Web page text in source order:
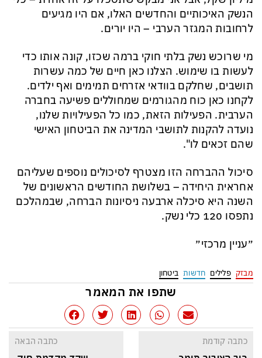
הנשק האיכותיים והחדשים האלו, אם היו מגיעים
לרחובות המגזר הערבי – היו יורים.
מי שרוכש נשק בלתי חוקי ברמה שכזו, קונה אותו כדי
לעשות בו שימוש. הצלנו כאן חיים של כמה עשרות
תושבים, שחלקם בוודאי אזרחים תמימים ואף ילדים.
לקחנו כאן כוח מהגורמים שמחוללים פשיעה בחברה
הערבית. הפעילות הזאת, כמו כל הפעילויות שלנו,
נועדה להקנות לתושבי המדינה את הביטחון האישי
שהם זכאים לו".
סיכול ההברחה הזו מצטרף לסיכולים נוספים שעליהם
אחראית היחידה – בשלושת החודשים הראשונים של
השנה היא סיכלה ארבעה ניסיונות הברחה, שבמהלכם
נתפסו 120 כלי נשק.
״עניין מרכזי״
מבזק פלילים חדשות ביטחון
שתפו את המאמר
כתבה קודמת כתבה הבאה